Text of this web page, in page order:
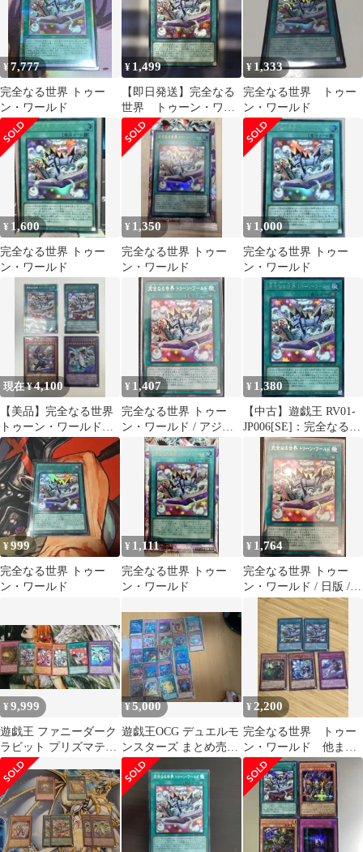
¥7,777
完全なる世界 トゥー
ン・ワールド
¥ 1,499
【即日発送】完全なる
世界 トゥーン・ワー
ルド
¥ 1,333
完全なる世界 トゥー
ン・ワールド
¥ 1,600
完全なる世界 トゥー
ン・ワールド
¥ 1,350
完全なる世界 トゥー
ン・ワールド
¥ 1,000
完全なる世界 トゥー
ン・ワールド
現在 ¥4,100
【美品】完全なる世界
トゥーン・ワールド
【PSE】【プリズマ】
¥ 1,407
完全なる世界 トゥー
ン・ワールド / アジア
版 / SE / REVOLUTION
BOOSTER －トゥー
ン・ウィッチクラフ
ト・破械－ / RV01-
JP006 / ID:07293697
¥ 1,380
【中古】遊戯王 RV01-
JP006[SE]：完全なる世
界 トゥーン・ワールド
¥999
完全なる世界 トゥー
ン・ワールド
¥ 1,111
完全なる世界 トゥー
ン・ワールド
¥ 1,764
完全なる世界 トゥー
ン・ワールド / 日版 /
SE / REVOLUTION
BOOSTER －トゥー
ン・ウィッチクラフ
ト・破械－ / RV01-
JP006 / ID:07293697
¥9,999
遊戯王 ファニーダーク
ラビット プリズマティ
ック ほか6枚 まとめ売
り
¥5,000
遊戯王OCG デュエルモ
ンスターズ まとめ売り
大量セット
¥ 2,200
完全なる世界 トゥー
ン・ワールド 他まと
め売り